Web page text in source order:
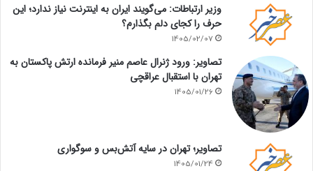
وزیر ارتباطات: می‌گویند ایران به اینترنت نیاز ندارد؛ این
حرف را کجای دلم بگذارم؟
1405/02/07
تصاویر: ورود ژنرال عاصم منیر فرمانده ارتش پاکستان به
تهران با استقبال عراقچی
1405/01/26
تصاویر؛ تهران در سایه آتش‌بس و سوگواری
1405/01/24